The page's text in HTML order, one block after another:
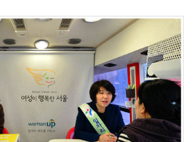
U
R
L
복
사
공
유
하
기
기
게
변
경
하
기
기
작
게
변
경
하
기